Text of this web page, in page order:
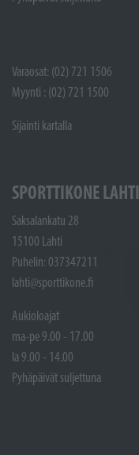
Varaosat: (02) 721 1506
Myynti : (02) 721 1500
Sijainti kartalla
SPORTTIKONE LAHTI
Saksalankatu 28
15100 Lahti
Puhelin: 037347211
lahti@sporttikone.fi
Aukioloajat
ma-pe 9.00 - 17.00
la 9.00 - 14.00
Pyhäpäivät suljettuna